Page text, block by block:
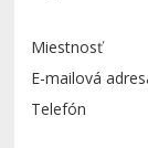
Miestnosť
E-mailová
Telefón